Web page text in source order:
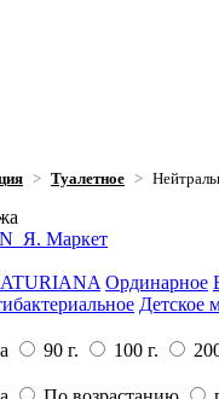
Туалетное
Я. Маркет
Ординарное
Детское
90 г. 100 г.